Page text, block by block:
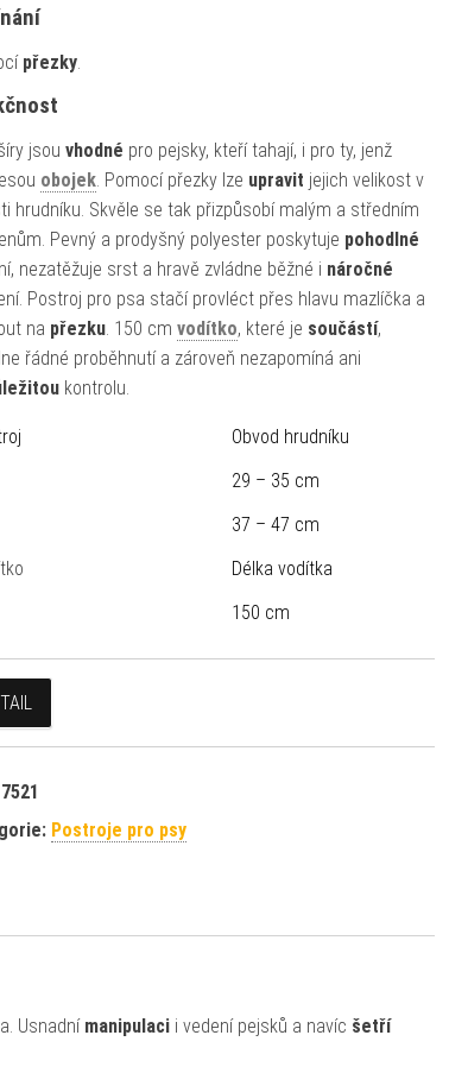
přezky.
jsou vhodné pro pejsky, kteří tahají, i pro ty, jenž
obojek. Pomocí přezky lze upravit jejich velikost v
hrudníku. Skvěle se tak přizpůsobí malým a středním
Pevný a prodyšný polyester poskytuje pohodlné
nezatěžuje srst a hravě zvládne běžné i náročné
Postroj pro psa stačí provléct přes hlavu mazlíčka a
na přezku. 150 cm vodítko, které je součástí,
řádné proběhnutí a zároveň nezapomíná ani
kontrolu.
Obvod hrudníku
29 – 35 cm
37 – 47 cm
Délka vodítka
150 cm
7521
Postroje pro psy
Usnadní manipulaci i vedení pejsků a navíc šetří